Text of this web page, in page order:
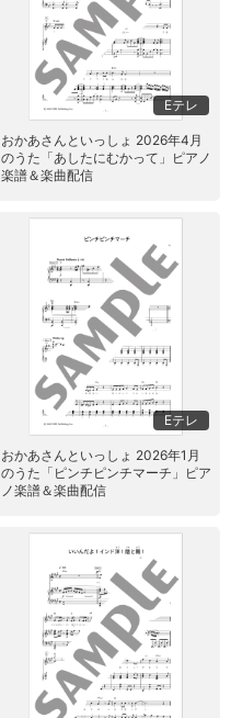
Eテレ
おかあさんといっしょ 2026年4月
のうた「あしたにむかって」ピアノ
楽譜＆楽曲配信
Eテレ
おかあさんといっしょ 2026年1月
のうた「ピンチピンチマーチ」ピア
ノ楽譜＆楽曲配信